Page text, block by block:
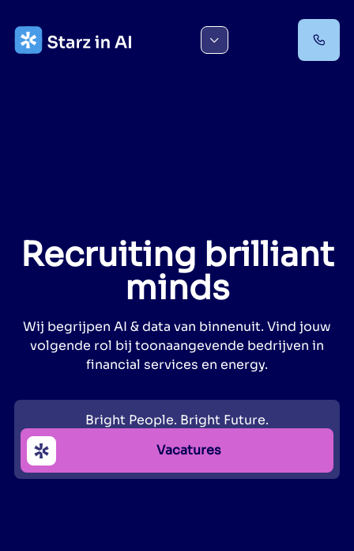
naar
de
Recruiting brilliant
minds
Wij begrijpen AI & data van binnenuit. Vind jouw
volgende rol bij toonaangevende bedrijven in
financial services en energy.
Bright People. Bright Future.
Vacatures